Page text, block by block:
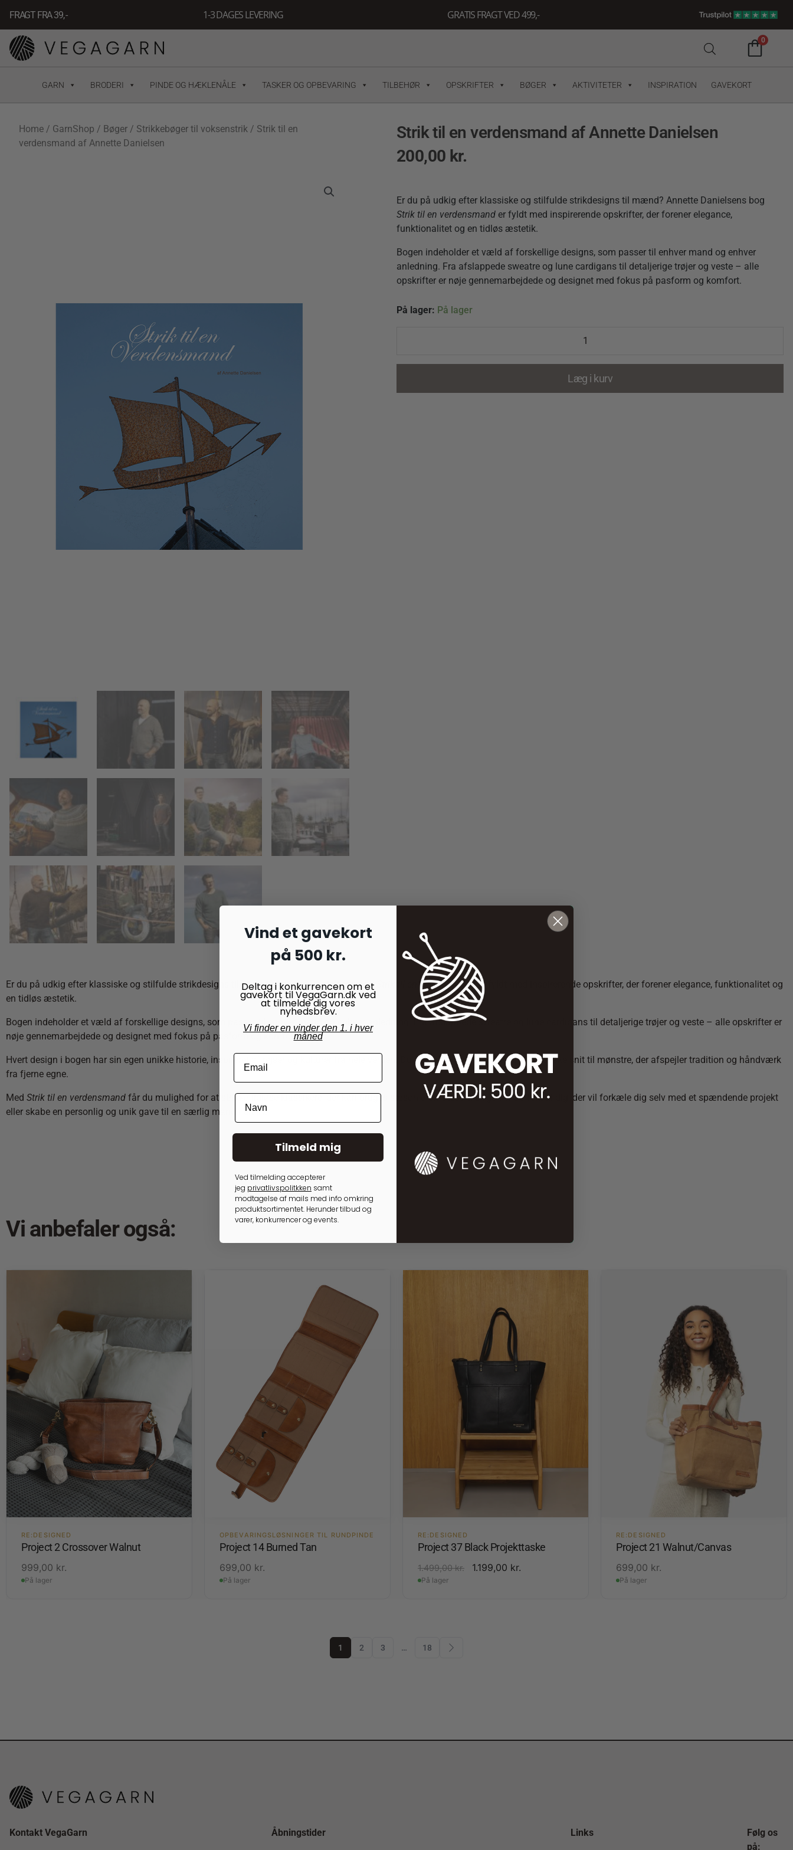
indholdet
FRAGT FRA 39, - 1-3 DAGES LEVERING GRATIS FRAGT VED 499,-
0
GARN BRODERI PINDE OG HÆKLENÅLE TASKER OG OPBEVARING TILBEHØR OPSKRIFTER BØGER AKTIVITETER INSPIRATION GAVEKORT
Home / GarnShop / Bøger / Strikkebøger til voksenstrik / Strik til en
verdensmand af Annette Danielsen
Strik til en verdensmand af Annette Danielsen
200,00 kr.
Er du på udkig efter klassiske og stilfulde strikdesigns til mænd? Annette Danielsens bog
Strik til en verdensmand er fyldt med inspirerende opskrifter, der forener elegance,
funktionalitet og en tidløs æstetik.
Bogen indeholder et væld af forskellige designs, som passer til enhver mand og enhver
anledning. Fra afslappede sweatre og lune cardigans til detaljerige trøjer og veste – alle
opskrifter er nøje gennemarbejdede og designet med fokus på pasform og komfort.
På lager: På lager
Strik
af
Danielsen
Læg i kurv
Er du på udkig efter klassiske og stilfulde strikdesigns til mænd? Annette Danielsens bog Strik til en verdensmander fyldt med inspirerende opskrifter, der forener elegance, funktionalitet og
en tidløs æstetik.
Bogen indeholder et væld af forskellige designs, som passer til enhver mand og enhver anledning. Fra afslappede sweatre og lune cardigans til detaljerige trøjer og veste – alle opskrifter er
nøje gennemarbejdede og designet med fokus på pasform og komfort.
Hvert design i bogen har sin egen unikke historie, inspireret af rejser og kulturer fra hele verden. Du finder alt fra moderne minimalistiske snit til mønstre, der afspejler tradition og håndværk
fra fjerne egne.
Med Strik til en verdensmand får du mulighed for at strikke tidløse klassikere, der kan bruges sæson efter sæson. Bogen er perfekt til dig, der vil forkæle dig selv med et spændende projekt
eller skabe en personlig og unik gave til en særlig mand i dit liv.
Vi anbefaler også:
RE:DESIGNED
Project 2 Crossover Walnut
999,00 kr.
På lager
OPBEVARINGSLØSNINGER TIL RUNDPINDE
Project 14 Burned Tan
699,00 kr.
På lager
RE:DESIGNED
Project 37 Black Projekttaske
1.499,00kr. 1.199,00 kr.
På lager
RE:DESIGNED
Project 21 Walnut/Canvas
699,00 kr.
På lager
1 2 3 … 18
Kontakt VegaGarn Åbningstider Links
Følg os
på:
Vind et gavekort
på 500 kr.
Deltag i konkurrencen om et
gavekort til VegaGarn.dk ved
at tilmelde dig vores
nyhedsbrev.
Vi finder en vinder den 1. i hver
måned
Tilmeld mig
Ved tilmelding accepterer
jeg privatlivspolitkken samt
modtagelse af mails med info omkring
produktsortimentet. Herunder tilbud og
varer, konkurrencer og events.